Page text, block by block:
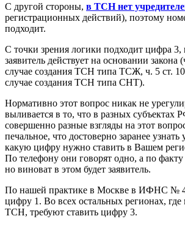
С другой стороны, в ТСН нет
регистрационных действий), поэтому
подходит.
С точки зрения логики подходит цифра 3,
заявитель действует на основании
случае создания ТСН типа ТСЖ, ч. 5 ст.
случае создания ТСН типа СНТ).
Нормативно этот вопрос никак не
выливается в то, что в разных субъектах
совершенно разные взгляды на этот
печальное, что достоверно заранее
какую цифру нужно ставить в Вашем
По телефону они говорят одно, а по
но виноват в этом будет заявитель.
По нашей практике в Москве в ИФНС №
цифру 1. Во всех остальных регионах,
ТСН, требуют ставить цифру 3.